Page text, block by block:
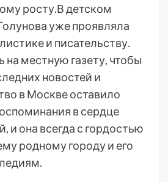
росту.В детском
уже проявляла
и писательству.
на местную газету, чтобы
новостей и
в Москве оставило
в сердце
и она всегда с гордостью
родному городу и его